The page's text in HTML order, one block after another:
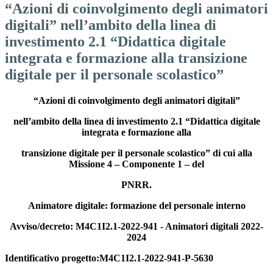
“Azioni di coinvolgimento degli animatori
digitali” nell’ambito della linea di
investimento 2.1 “Didattica digitale
integrata e formazione alla transizione
digitale per il personale scolastico”
“Azioni di coinvolgimento degli animatori digitali”
nell’ambito della linea di investimento 2.1 “Didattica digitale
integrata e formazione alla
transizione digitale per il personale scolastico” di cui alla
Missione 4 – Componente 1 – del
PNRR.
Animatore digitale: formazione del personale interno
Avviso/decreto: M4C1I2.1-2022-941 - Animatori digitali 2022-
2024
Identificativo progetto:M4C1I2.1-2022-941-P-5630